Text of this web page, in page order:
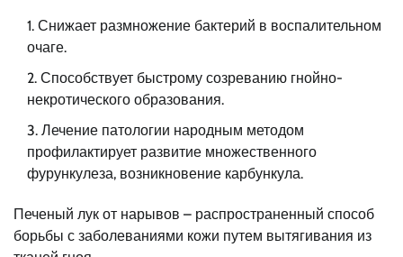
Снижает размножение бактерий в воспалительном
очаге.
Способствует быстрому созреванию гнойно-
некротического образования.
Лечение патологии народным методом
профилактирует развитие множественного
фурункулеза, возникновение карбункула.
Печеный лук от нарывов – распространенный способ
борьбы с заболеваниями кожи путем вытягивания из